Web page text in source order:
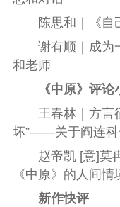
陈思和｜《自
谢有顺｜成为
和老师
《中原》评论
王春林｜方言征
坏”——关于阎连科
赵帝凯 [意]莫冉
《中原》的人间情
新作快评